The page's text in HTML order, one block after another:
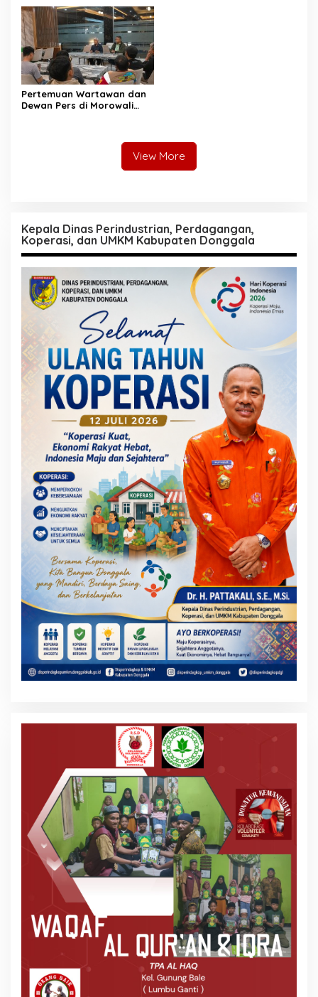
Pertemuan Wartawan dan
Dewan Pers di Morowali
View More
Kepala Dinas Perindustrian, Perdagangan,
Koperasi, dan UMKM Kabupaten Donggala